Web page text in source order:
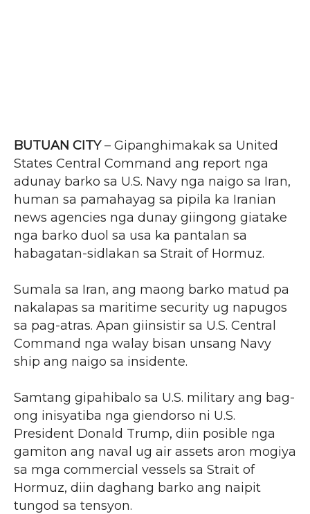
BUTUAN CITY– Gipanghimakak sa United
States Central Command ang report nga
adunay barko sa U.S. Navy nga naigo sa Iran,
human sa pamahayag sa pipila ka Iranian
news agencies nga dunay giingong giatake
nga barko duol sa usa ka pantalan sa
habagatan-sidlakan sa Strait of Hormuz.
Sumala sa Iran, ang maong barko matud pa
nakalapas sa maritime security ug napugos
sa pag-atras. Apan giinsistir sa U.S. Central
Command nga walay bisan unsang Navy
ship ang naigo sa insidente.
Samtang gipahibalo sa U.S. military ang bag-
ong inisyatiba nga giendorso ni U.S.
President Donald Trump, diin posible nga
gamiton ang naval ug air assets aron mogiya
sa mga commercial vessels sa Strait of
Hormuz, diin daghang barko ang naipit
tungod sa tensyon.